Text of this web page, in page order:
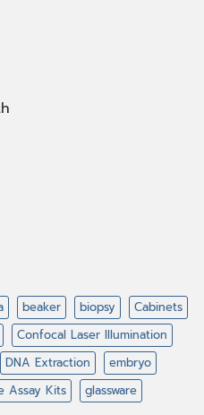
beaker biopsy
Cabinets
Confocal Laser Illumination
DNA Extraction
embryo
Assay Kits
glassware